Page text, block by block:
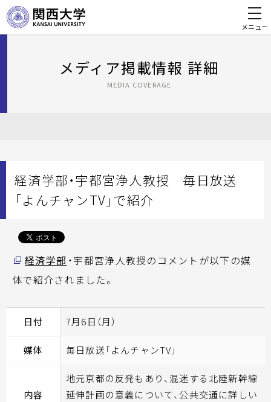
メニュー
メディア掲載情報 詳細
MEDIA COVERAGE
経済学部・宇都宮浄人教授 毎日放送
「よんチャンTV」で紹介
経済学部 ・宇都宮浄人教授のコメントが以下の媒
体で紹介されました。
日付 7月6日（月）
媒体 毎日放送「よんチャンTV」
内容
地元京都の反発もあり、混迷する北陸新幹線
延伸計画の意義について、公共交通に詳しい